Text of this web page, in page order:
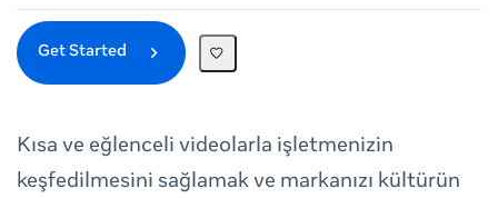
Get Started
Kısa ve eğlenceli videolarla işletmenizin
keşfedilmesini sağlamak ve markanızı kültürün